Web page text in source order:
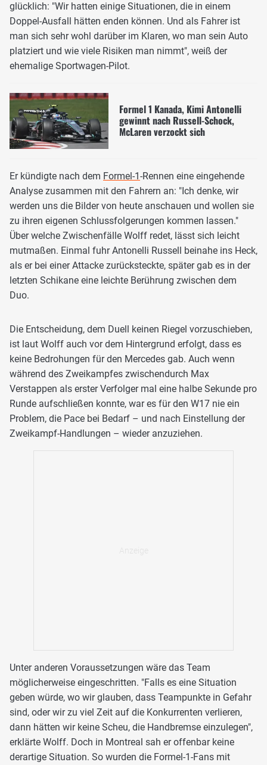
glücklich: "Wir hatten einige Situationen, die in einem
Doppel-Ausfall hätten enden können. Und als Fahrer ist
man sich sehr wohl darüber im Klaren, wo man sein Auto
platziert und wie viele Risiken man nimmt", weiß der
ehemalige Sportwagen-Pilot.
Formel 1 Kanada, Kimi Antonelli
gewinnt nach Russell-Schock,
McLaren verzockt sich
Er kündigte nach dem Formel-1-Rennen eine eingehende
Analyse zusammen mit den Fahrern an: "Ich denke, wir
werden uns die Bilder von heute anschauen und wollen sie
zu ihren eigenen Schlussfolgerungen kommen lassen."
Über welche Zwischenfälle Wolff redet, lässt sich leicht
mutmaßen. Einmal fuhr Antonelli Russell beinahe ins Heck,
als er bei einer Attacke zurücksteckte, später gab es in der
letzten Schikane eine leichte Berührung zwischen dem
Duo.
Die Entscheidung, dem Duell keinen Riegel vorzuschieben,
ist laut Wolff auch vor dem Hintergrund erfolgt, dass es
keine Bedrohungen für den Mercedes gab. Auch wenn
während des Zweikampfes zwischendurch Max
Verstappen als erster Verfolger mal eine halbe Sekunde pro
Runde aufschließen konnte, war es für den W17 nie ein
Problem, die Pace bei Bedarf – und nach Einstellung der
Zweikampf-Handlungen – wieder anzuziehen.
Unter anderen Voraussetzungen wäre das Team
möglicherweise eingeschritten. "Falls es eine Situation
geben würde, wo wir glauben, dass Teampunkte in Gefahr
sind, oder wir zu viel Zeit auf die Konkurrenten verlieren,
dann hätten wir keine Scheu, die Handbremse einzulegen",
erklärte Wolff. Doch in Montreal sah er offenbar keine
derartige Situation. So wurden die Formel-1-Fans mit